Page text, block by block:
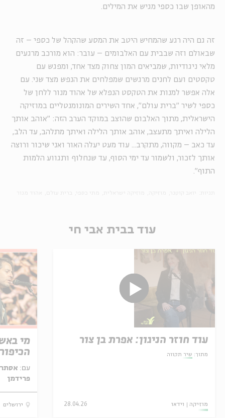
מהאופן שבו כספי מגיש את המילים.
זה גם היה רגע שהמחיש היטב את המסע שהקהל של כספי – זה
שבאולם וזה שבבית עם האלבומים – עובר: הוא מורכב מרגעים
מלאי ניגודיות, שמביאים המון צחוק מצד אחד, ומפגש עם
טקסטים ועם לחנים מרגשים שמפלחים את הנפש מצד שני. עם
אלה אפשר למנות את הטקסט הנפלא של אהוד מנור ללחן של
כספי לשיר "ברית עולם", אחד השירים המונומנטליים במוזיקה
הישראלית, מתוך האלבום שהוצב במוקד הערב הזה: "אוהב אותך
הלילה ואיתך מתעצב, אוהב אותך הלילה ואיתך מתלהב, עד הלב,
עד כאב – מקווה, מתקרב... עוד מעט יעלה האור ואני שיכור ורוצה
אותך לזכור, ולשמור עד ימי הסוף, עד שנחלוף ותגווע הלמות
התוף".
עוד בבית אבי חי
עוד חוזר הניגון: אפרת בן צור
מתוך: שיר תקווה
מוזיקה וידאו 28.04.26
מי
עם: אסתר
פרידמן
ירושלים